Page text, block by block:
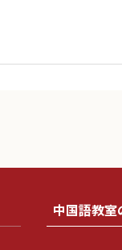
中国語教室